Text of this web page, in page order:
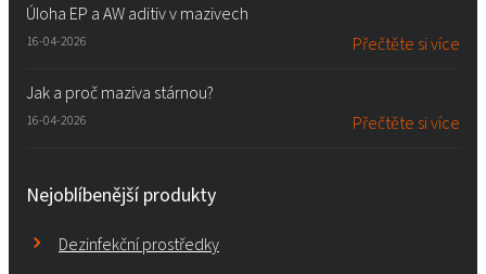
Úloha EP a AW aditiv v mazivech
16-04-2026 Přečtěte si více
Jak a proč maziva stárnou?
16-04-2026 Přečtěte si více
Nejoblíbenější produkty
Dezinfekční prostředky